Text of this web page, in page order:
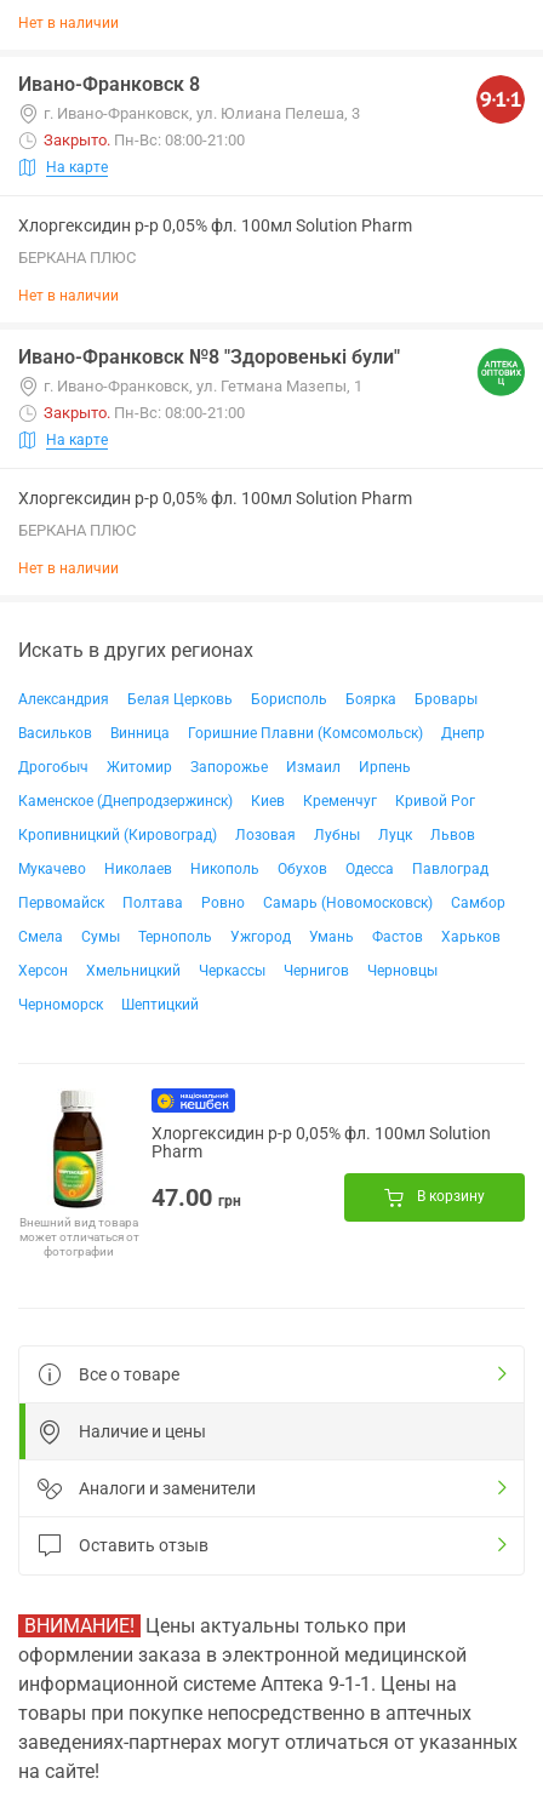
Нет в наличии
Ивано-Франковск 8
г. Ивано-Франковск, ул. Юлиана Пелеша, 3
Закрыто. Пн-Вс: 08:00-21:00
На карте
Хлоргексидин р-р 0,05% фл. 100мл Solution Pharm
БЕРКАНА ПЛЮС
Нет в наличии
Ивано-Франковск №8 "Здоровенькі були"
г. Ивано-Франковск, ул. Гетмана Мазепы, 1
Закрыто. Пн-Вс: 08:00-21:00
На карте
Хлоргексидин р-р 0,05% фл. 100мл Solution Pharm
БЕРКАНА ПЛЮС
Нет в наличии
Искать в других регионах
Александрия Белая Церковь Борисполь Боярка
Бровары
Васильков
Винница Горишние Плавни (Комсомольск)
Днепр
Дрогобыч
Житомир Запорожье Измаил
Ирпень
Каменское (Днепродзержинск)
Киев Кременчуг
Кривой Рог
Кропивницкий (Кировоград)
Лозовая Лубны Луцк
Львов
Мукачево
Николаев Никополь Обухов Одесса
Павлоград
Первомайск
Полтава Ровно Самарь (Новомосковск)
Самбор
Смела
Сумы Тернополь Ужгород Умань Фастов
Харьков
Херсон
Хмельницкий Черкассы Чернигов
Черновцы
Черноморск
Шептицкий
Внешний вид товара
может отличаться от
фотографии
Хлоргексидин р-р 0,05% фл. 100мл Solution
Pharm
47.00 грн В корзину
Все о товаре
Наличие и цены
Аналоги и заменители
Оставить отзыв
ВНИМАНИЕ! Цены актуальны только при
оформлении заказа в электронной медицинской
информационной системе Аптека 9-1-1. Цены на
товары при покупке непосредственно в аптечных
заведениях-партнерах могут отличаться от указанных
на сайте!